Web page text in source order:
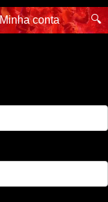
Minha conta 🔍